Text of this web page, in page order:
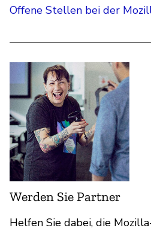
Offene Stellen bei der
Werden Sie Partner
Helfen Sie dabei, die